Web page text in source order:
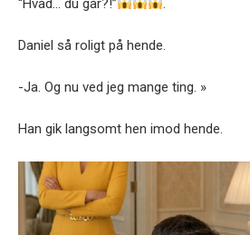
“Hvad… du går?!” .
Daniel så roligt på hende.
-Ja. Og nu ved jeg mange ting. »
Han gik langsomt hen imod hende.